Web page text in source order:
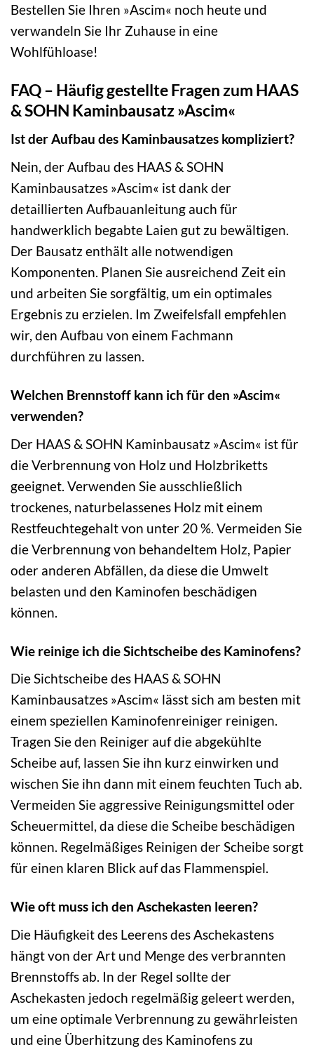
Bestellen Sie Ihren »Ascim« noch heute und
verwandeln Sie Ihr Zuhause in eine
Wohlfühloase!
FAQ – Häufig gestellte Fragen zum HAAS
& SOHN Kaminbausatz »Ascim«
Ist der Aufbau des Kaminbausatzes kompliziert?
Nein, der Aufbau des HAAS & SOHN
Kaminbausatzes »Ascim« ist dank der
detaillierten Aufbauanleitung auch für
handwerklich begabte Laien gut zu bewältigen.
Der Bausatz enthält alle notwendigen
Komponenten. Planen Sie ausreichend Zeit ein
und arbeiten Sie sorgfältig, um ein optimales
Ergebnis zu erzielen. Im Zweifelsfall empfehlen
wir, den Aufbau von einem Fachmann
durchführen zu lassen.
Welchen Brennstoff kann ich für den »Ascim«
verwenden?
Der HAAS & SOHN Kaminbausatz »Ascim« ist für
die Verbrennung von Holz und Holzbriketts
geeignet. Verwenden Sie ausschließlich
trockenes, naturbelassenes Holz mit einem
Restfeuchtegehalt von unter 20 %. Vermeiden Sie
die Verbrennung von behandeltem Holz, Papier
oder anderen Abfällen, da diese die Umwelt
belasten und den Kaminofen beschädigen
können.
Wie reinige ich die Sichtscheibe des Kaminofens?
Die Sichtscheibe des HAAS & SOHN
Kaminbausatzes »Ascim« lässt sich am besten mit
einem speziellen Kaminofenreiniger reinigen.
Tragen Sie den Reiniger auf die abgekühlte
Scheibe auf, lassen Sie ihn kurz einwirken und
wischen Sie ihn dann mit einem feuchten Tuch ab.
Vermeiden Sie aggressive Reinigungsmittel oder
Scheuermittel, da diese die Scheibe beschädigen
können. Regelmäßiges Reinigen der Scheibe sorgt
für einen klaren Blick auf das Flammenspiel.
Wie oft muss ich den Aschekasten leeren?
Die Häufigkeit des Leerens des Aschekastens
hängt von der Art und Menge des verbrannten
Brennstoffs ab. In der Regel sollte der
Aschekasten jedoch regelmäßig geleert werden,
um eine optimale Verbrennung zu gewährleisten
und eine Überhitzung des Kaminofens zu